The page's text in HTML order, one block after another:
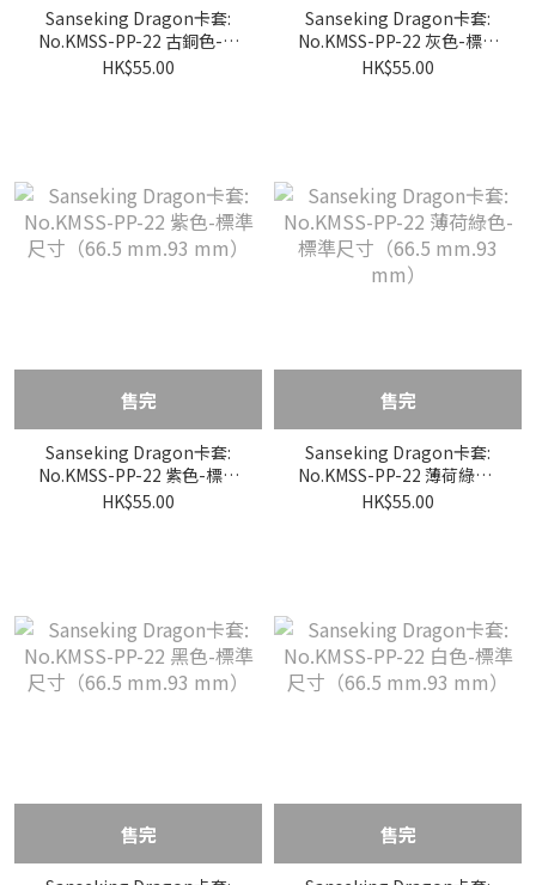
Sanseking Dragon卡套:
No.KMSS-PP-22 古銅色-標
準尺寸（66.5 mm.91
HK$55.00
Sanseking Dragon卡套:
No.KMSS-PP-22 灰色-標準
尺寸（66.5 mm.93 mm）
HK$55.00
售完
Sanseking Dragon卡套:
No.KMSS-PP-22 紫色-標準
尺寸（66.5 mm.93 mm）
HK$55.00
售完
Sanseking Dragon卡套:
No.KMSS-PP-22 薄荷綠色-
標準尺寸（66.5 mm.93
HK$55.00
售完 售完